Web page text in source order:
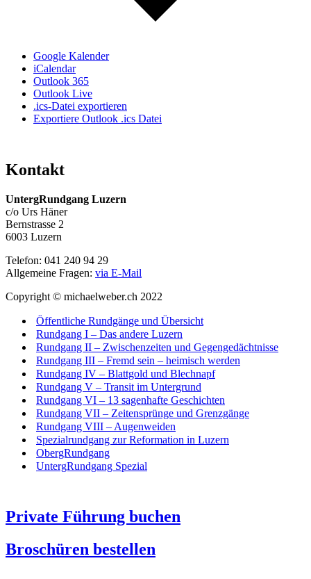
Google Kalender
iCalendar
Outlook 365
Outlook Live
.ics-Datei exportieren
Exportiere Outlook .ics Datei
Kontakt
UntergRundgang Luzern
c/o Urs Häner
Bernstrasse 2
6003 Luzern
Telefon: 041 240 94 29
Allgemeine Fragen: via E-Mail
Copyright © michaelweber.ch 2022
Öffentliche Rundgänge und Übersicht
Rundgang I – Das andere Luzern
Rundgang II – Zwischenzeiten und Gegengedächtnisse
Rundgang III – Fremd sein – heimisch werden
Rundgang IV – Blattgold und Blechnapf
Rundgang V – Transit im Untergrund
Rundgang VI – 13 sagenhafte Geschichten
Rundgang VII – Zeitensprünge und Grenzgänge
Rundgang VIII – Augenweiden
Spezialrundgang zur Reformation in Luzern
ObergRundgang
UntergRundgang Spezial
Private Führung buchen
Broschüren bestellen